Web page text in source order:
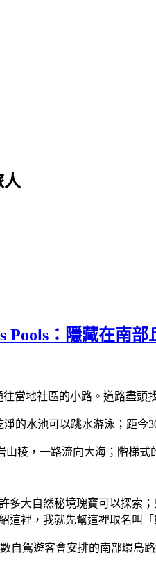
人
Pools：隱藏在南
當地社區的小路。道路盡頭
淨的水池可以跳水游泳；距今
稜，一路流向大海；階梯
多大自然秘境瑰寶可以探索
這裡，我就先幫這裡取名叫
「
自駕遊客會安排的南部環島